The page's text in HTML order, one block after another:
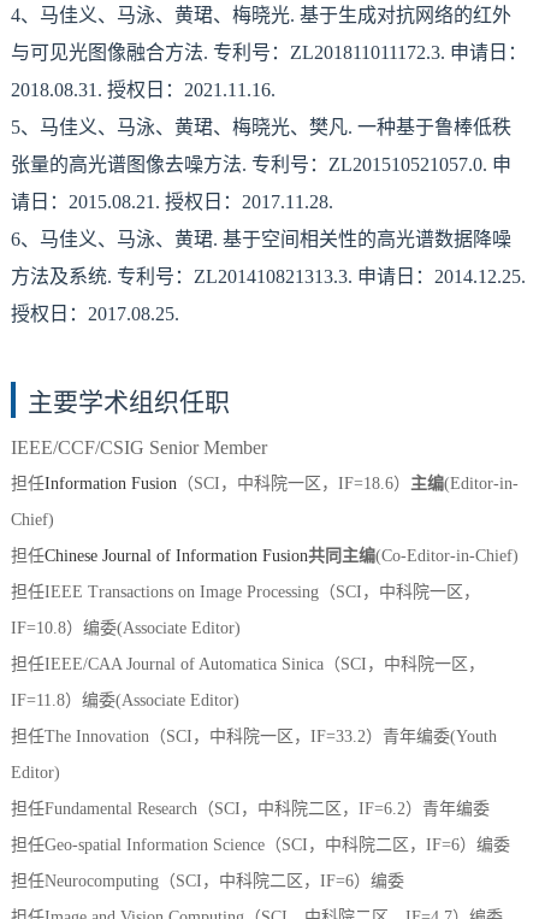
4、马佳义、马泳、黄珺、梅晓光. 基于生成对抗网络的红外
与可见光图像融合方法. 专利号：ZL201811011172.3. 申请日：
2018.08.31. 授权日：2021.11.16.
5、马佳义、马泳、黄珺、梅晓光、樊凡. 一种基于鲁棒低秩
张量的高光谱图像去噪方法. 专利号：ZL201510521057.0. 申
请日：2015.08.21. 授权日：2017.11.28.
6、马佳义、马泳、黄珺. 基于空间相关性的高光谱数据降噪
方法及系统. 专利号：ZL201410821313.3. 申请日：2014.12.25.
授权日：2017.08.25.
主要学术组织任职
IEEE/CCF/CSIG Senior Member
担任Information Fusion（SCI，中科院一区，IF=18.6） 主编(Editor-in-
Chief)
担任Chinese Journal of Information Fusion共同 主编(Co-Editor-in-Chief)
担任IEEE Transactions on Image Processing（SCI，中科院一区，
IF=10.8）编委(Associate Editor)
担任IEEE/CAA Journal of Automatica Sinica（SCI，中科院一区，
IF=11.8）编委(Associate Editor)
担任The Innovation（SCI，中科院一区，IF=33.2）青年编委(Youth
Editor)
担任Fundamental Research（SCI，中科院二区，IF=6.2）青年编委
担任Geo-spatial Information Science（SCI，中科院二区，IF=6）编委
担任Neurocomputing（SCI，中科院二区，IF=6）编委